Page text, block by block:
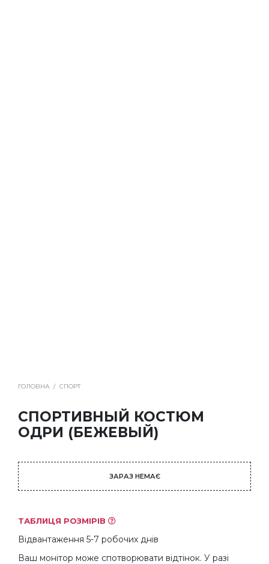
ГОЛОВНА / СПОРТ
СПОРТИВНЫЙ КОСТЮМ
ОДРИ (БЕЖЕВЫЙ)
ЗАРАЗ НЕМАЄ
ТАБЛИЦЯ РОЗМІРІВ
Відвантаження 5-7 робочих днів
Ваш монітор може спотворювати відтінок. У разі